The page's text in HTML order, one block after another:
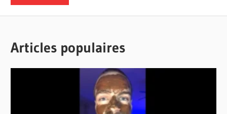
Articles populaires